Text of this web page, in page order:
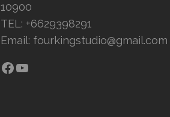
10900
TEL: +6629398291
Email: fourkingstudio@gmail.com
Facebook
YouTube